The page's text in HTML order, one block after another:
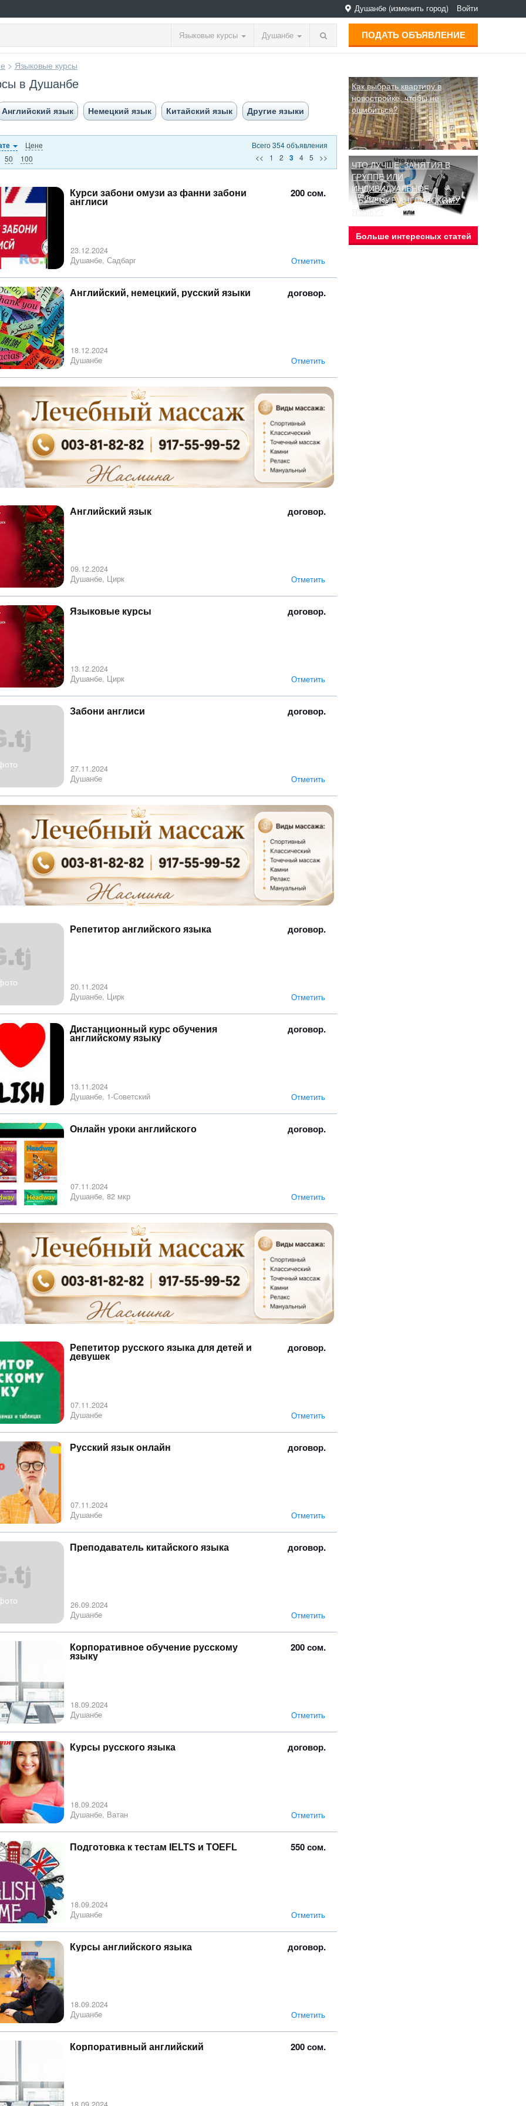
Душанбе (изменить город) Войти
Языковые курсы Душанбе ПОДАТЬ ОБЪЯВЛЕНИЕ
> Языковые курсы
в Душанбе
Английский язык Немецкий язык Китайский язык Другие языки
Цене
50
100
Всего 354 объявления
<<
1 2 3 4 5 >>
200 сом.
Курси забони омузи аз фанни забони
англиси
23.12.2024
Душанбе, Садбарг
Отметить
договор.
Английский, немецкий, русский языки
18.12.2024
Душанбе
Отметить
договор.
Английский язык
09.12.2024
Душанбе, Цирк
Отметить
договор.
Языковые курсы
13.12.2024
Душанбе, Цирк
Отметить
договор.
Забони англиси
27.11.2024
Душанбе
Отметить
договор.
Репетитор английского языка
20.11.2024
Душанбе, Цирк
Отметить
договор.
Дистанционный курс обучения
английскому языку
13.11.2024
Душанбе, 1-Советский
Отметить
договор.
Онлайн уроки английского
07.11.2024
Душанбе, 82 мкр
Отметить
договор.
Репетитор русского языка для детей и
девушек
07.11.2024
Душанбе
Отметить
договор.
Русский язык онлайн
07.11.2024
Душанбе
Отметить
договор.
Преподаватель китайского языка
26.09.2024
Душанбе
Отметить
200 сом.
Корпоративное обучение русскому
языку
18.09.2024
Душанбе
Отметить
договор.
Курсы русского языка
18.09.2024
Душанбе, Ватан
Отметить
550 сом.
Подготовка к тестам IELTS и TOEFL
18.09.2024
Душанбе
Отметить
договор.
Курсы английского языка
18.09.2024
Душанбе
Отметить
200 сом.
Корпоративный английский
Как выбрать квартиру в
новостройке, чтобы не
ошибиться?
ЧТО ЛУЧШЕ: ЗАНЯТИЯ В
ГРУППЕ ИЛИ
ИНДИВИДУАЛЬНОЕ
ОБУЧЕНИЕ АНГЛИЙСКОМУ
ЯЗЫКУ?
Больше интересных статей